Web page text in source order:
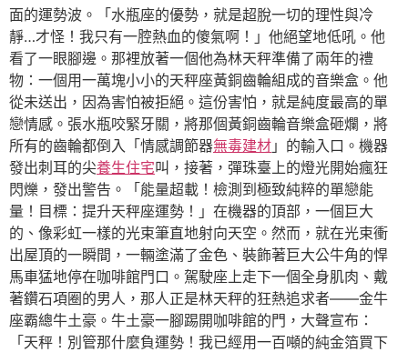
面的運勢波。「水瓶座的優勢，就是超脫一切的理性與冷
靜…才怪！我只有一腔熱血的傻氣啊！」他絕望地低吼。他
看了一眼腳邊。那裡放著一個他為林天秤準備了兩年的禮
物：一個用一萬塊小小的天秤座黃銅齒輪組成的音樂盒。他
從未送出，因為害怕被拒絕。這份害怕，就是純度最高的單
戀情感。張水瓶咬緊牙關，將那個黃銅齒輪音樂盒砸爛，將
所有的齒輪都倒入「情感調節器無毒建材 」的輸入口。機器
發出刺耳的尖養生住宅叫，接著，彈珠臺上的燈光開始瘋狂
閃爍，發出警告。「能量超載！檢測到極致純粹的單戀能
量！目標：提升天秤座運勢！」在機器的頂部，一個巨大
的、像彩虹一樣的光束筆直地射向天空。然而，就在光束衝
出屋頂的一瞬間，一輛塗滿了金色、裝飾著巨大公牛角的悍
馬車猛地停在咖啡館門口。駕駛座上走下一個全身肌肉、戴
著鑽石項圈的男人，那人正是林天秤的狂熱追求者——金牛
座霸總牛土豪。牛土豪一腳踢開咖啡館的門，大聲宣布：
「天秤！別管那什麼負運勢！我已經用一百噸的純金箔買下